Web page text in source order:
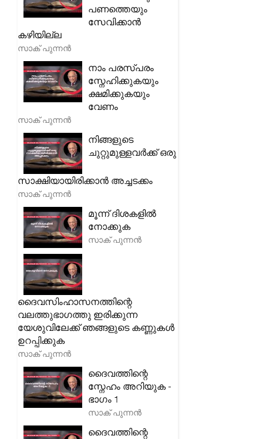
പണത്തെയും
സേവിക്കാൻ
കഴിയില്ല
സാക് പുന്നൻ
നാം പരസ്പരം
സ്നേഹിക്കുകയും
ക്ഷമിക്കുകയും
വേണം
സാക് പുന്നൻ
നിങ്ങളുടെ
ചുറ്റുമുള്ളവർക്ക് ഒരു
സാക്ഷിയായിരിക്കാൻ അച്ചടക്കം
സാക് പുന്നൻ
മൂന്ന് ദിശകളിൽ
നോക്കുക
സാക് പുന്നൻ
ദൈവസിംഹാസനത്തിന്റെ
വലത്തുഭാഗത്തു ഇരിക്കുന്ന
യേശുവിലേക്ക് ഞങ്ങളുടെ കണ്ണുകൾ
ഉറപ്പിക്കുക
സാക് പുന്നൻ
ദൈവത്തിന്റെ
സ്നേഹം അറിയുക -
ഭാഗം 1
സാക് പുന്നൻ
ദൈവത്തിന്റെ